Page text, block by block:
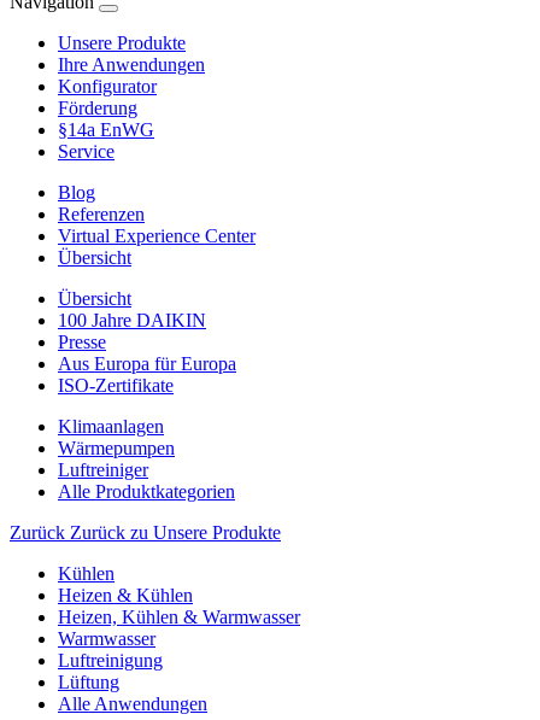
Unsere Produkte
Ihre Anwendungen
Konfigurator
Förderung
§14a EnWG
Service
Blog
Referenzen
Virtual Experience Center
Übersicht
Übersicht
100 Jahre DAIKIN
Presse
Aus Europa für Europa
ISO-Zertifikate
Klimaanlagen
Wärmepumpen
Luftreiniger
Alle Produktkategorien
Zurück Zurück zu Unsere Produkte
Kühlen
Heizen & Kühlen
Heizen, Kühlen & Warmwasser
Warmwasser
Luftreinigung
Lüftung
Alle Anwendungen